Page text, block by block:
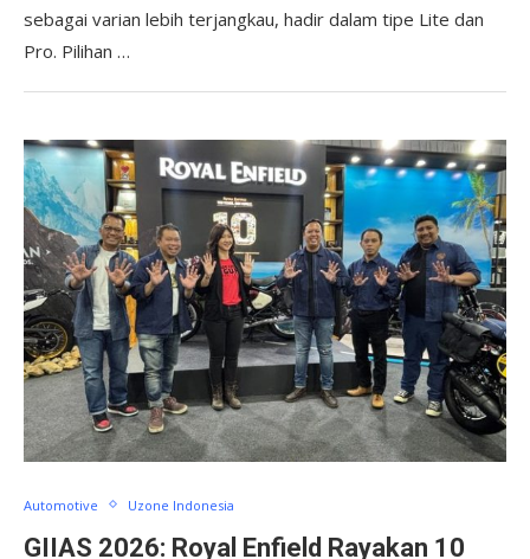
sebagai varian lebih terjangkau, hadir dalam tipe Lite dan
Pro. Pilihan …
Automotive Uzone Indonesia
GIIAS 2026: Royal Enfield Rayakan 10